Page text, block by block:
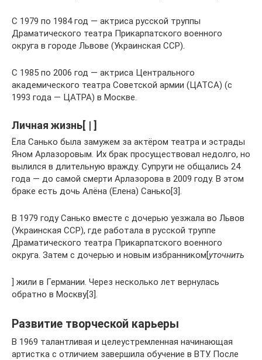
С 1979 по 1984 год — актриса русской труппы
Драматического театра Прикарпатского военного
округа в городе Львове (Украинская ССР).
С 1985 по 2006 год — актриса Центрального
академического театра Советской армии (ЦАТСА) (с
1993 года — ЦАТРА) в Москве.
Личная жизнь[ | ]
Ёла Санько была замужем за актёром театра и эстрады
Яном Арлазоровым. Их брак просуществовал недолго, но
вылился в длительную вражду. Супруги не общались 24
года — до самой смерти Арлазорова в 2009 году. В этом
браке есть дочь Алёна (Елена) Санько[3].
В 1979 году Санько вместе с дочерью уезжала во Львов
(Украинская ССР), где работала в русской труппе
Драматического театра Прикарпатского военного
округа. Затем с дочерью и новым избранником[уточнить
] жили в Германии. Через несколько лет вернулась
обратно в Москву[3].
Развитие творческой карьеры
В 1969 талантливая и целеустремленная начинающая
артистка с отличием завершила обучение в ВТУ. После